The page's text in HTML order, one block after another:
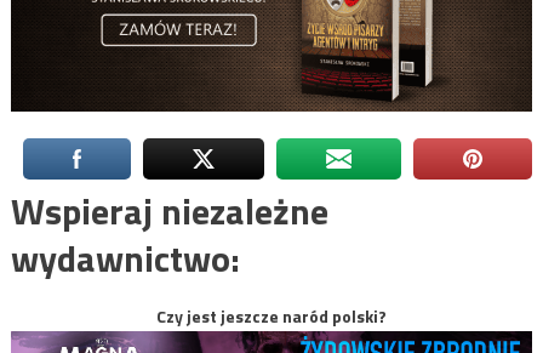
Wspieraj niezależne
wydawnictwo:
Czy jest jeszcze naród polski?